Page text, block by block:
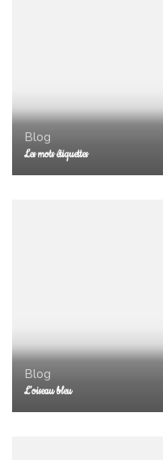
Blog
Les mots étiquettes
Blog
L’oiseau bleu